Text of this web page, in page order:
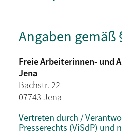
Angaben gemäß
Freie Arbeiterinnen- und
Jena
Bachstr. 22
07743 Jena
Vertreten durch /
Presserechts (ViSdP) und